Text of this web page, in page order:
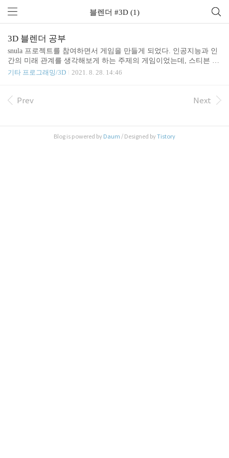
블렌더 #3D (1)
3D 블렌더 공부
snula 프로젝트를 참여하면서 게임을 만들게 되었다. 인공지능과 인
간의 미래 관계를 생각해보게 하는 주제의 게임이었는데, 스티븐 스
필버그의 영화 AI를 참고하여 만들었다. 등장인물은 주인공(남자 아
더를 이용하여 만들기로 하였다. 캐릭터 자체를 만드는 것은 어렵지
임도 만드는 것이 이 카테고리의 목적이다.
기타 프로그래밍/3D 2021. 8. 28. 14:46
Prev Next
Blog is powered by Daum / Designed byTistory